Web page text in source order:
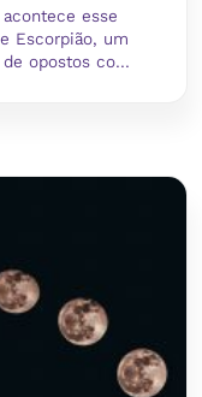
esse
Escorpião, um
opostos co...